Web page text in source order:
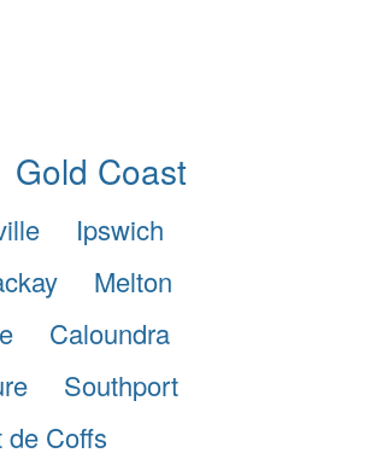
Gold Coast
Ipswich
Melton
Caloundra
Southport
de Coffs